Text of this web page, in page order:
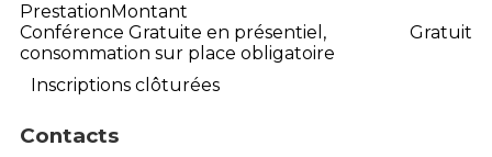
PrestationMontant
Conférence Gratuite en présentiel,
consommation sur place obligatoire
Gratuit
Inscriptions clôturées
Contacts